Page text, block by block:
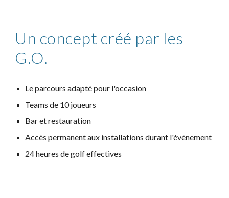
Un concept créé par les
G.O.
Le parcours adapté pour l'occasion
Teams de 10 joueurs
Bar et restauration
Accès permanent aux installations durant l'évènement
24 heures de golf effectives